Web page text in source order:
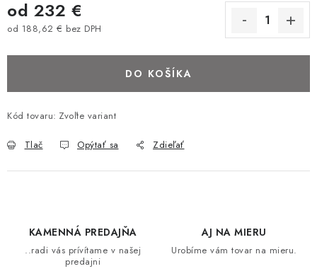
LAMELOVÉ ROŠTY DO POSTELE
POHOVKY A KRESLÁ
KNIŽNICE A REGÁLY
KONFERENČNÉ STOLÍKY
od 232 €
od 188,62 € bez DPH
DO KOŠÍKA
Kód tovaru: Zvoľte variant
Tlač Opýtať sa Zdieľať
KAMENNÁ PREDAJŇA
..radi vás prívítame v našej
predajni
AJ NA MIERU
Urobíme vám tovar na mieru.